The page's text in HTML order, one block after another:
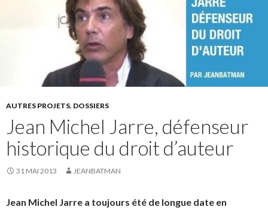
AUTRES PROJETS, DOSSIERS
Jean Michel Jarre, défenseur
historique du droit d’auteur
31 MAI 2013 JEANBATMAN
Jean Michel Jarre a toujours été de longue date en